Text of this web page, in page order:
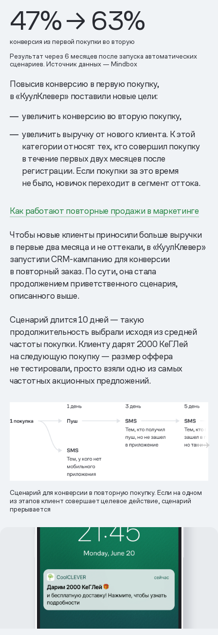
47% → 63%
конверсия из первой покупки во вторую
Результат через 6 месяцев после запуска автоматических
сценариев. Источник данных — Mindbox
Повысив конверсию в первую покупку,
в «КуулКлевер» поставили новые цели:
увеличить конверсию во вторую покупку,
увеличить выручку от нового клиента. К этой
категории относят тех, кто совершил покупку
в течение первых двух месяцев после
регистрации. Если покупки за это время
не было, новичок переходит в сегмент оттока.
Как работают повторные продажи в маркетинге
Чтобы новые клиенты приносили больше выручки
в первые два месяца и не оттекали, в «КуулКлевер»
запустили CRM-кампанию для конверсии
в повторный заказ. По сути, она стала
продолжением приветственного сценария,
описанного выше.
Сценарий длится 10 дней — такую
продолжительность выбрали исходя из средней
частоты покупки. Клиенту дарят 2000 КеГЛей
на следующую покупку — размер оффера
не тестировали, просто взяли одно из самых
частотных акционных предложений.
Сценарий для конверсии в повторную покупку. Если на одном
из этапов клиент совершает целевое действие, сценарий
прерывается